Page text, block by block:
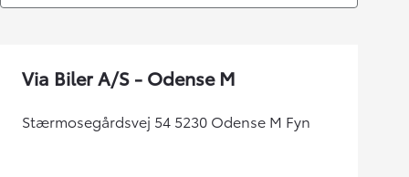
Via Biler A/S - Odense M
Stærmosegårdsvej 54 5230 Odense M Fyn